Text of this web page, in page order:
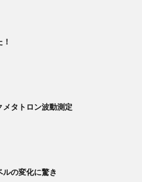
タトロン波動測定
の変化に驚き